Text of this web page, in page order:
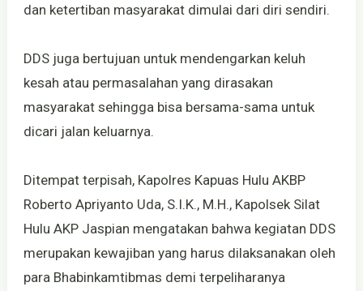
dan ketertiban masyarakat dimulai dari diri sendiri.
DDS juga bertujuan untuk mendengarkan keluh
kesah atau permasalahan yang dirasakan
masyarakat sehingga bisa bersama-sama untuk
dicari jalan keluarnya.
Ditempat terpisah, Kapolres Kapuas Hulu AKBP
Roberto Apriyanto Uda, S.I.K., M.H., Kapolsek Silat
Hulu AKP Jaspian mengatakan bahwa kegiatan DDS
merupakan kewajiban yang harus dilaksanakan oleh
para Bhabinkamtibmas demi terpeliharanya